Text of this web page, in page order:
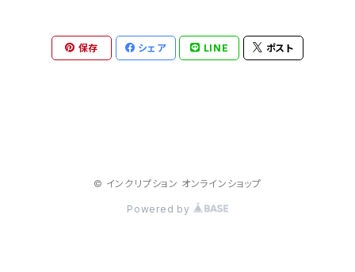
保存 シェア LINE ポスト
© インクリプション オンラインショップ
Powered by